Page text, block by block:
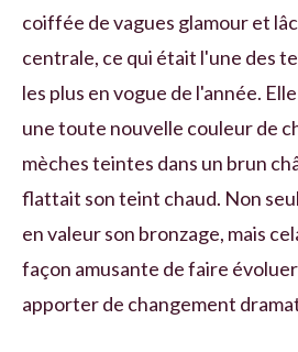
coiffée de vagues glamour et
centrale, ce qui était l'une des
les plus en vogue de l'année.
une toute nouvelle couleur de
mèches teintes dans un brun
flattait son teint chaud. Non
en valeur son bronzage, mais
façon amusante de faire
apporter de changement